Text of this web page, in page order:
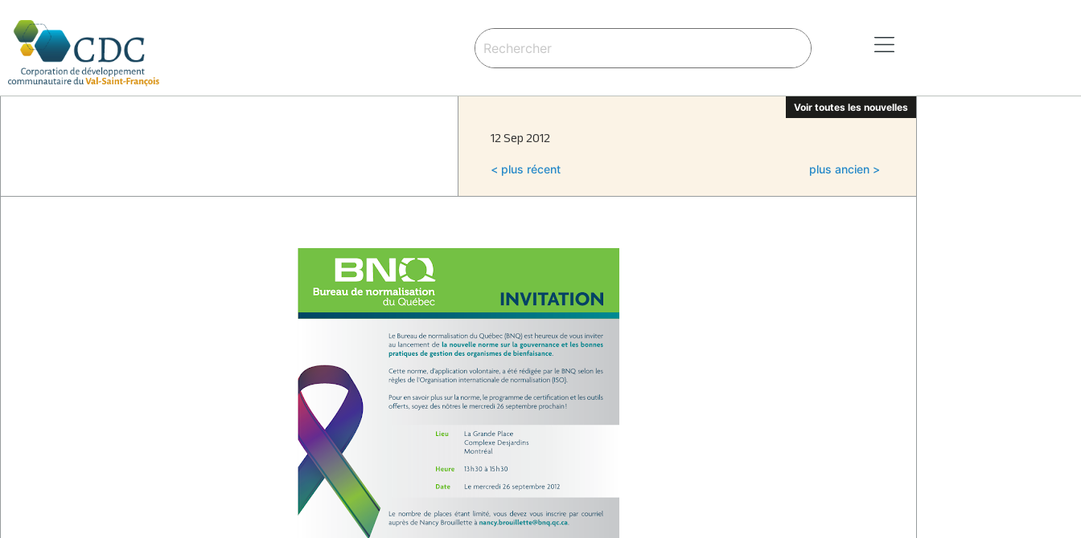
Voir toutes les nouvelles
12 Sep 2012
< plus récent plus ancien >